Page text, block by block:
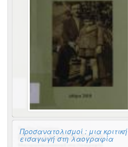
Προσανατολισμοί : μια κριτική
εισαγωγή στη λαογραφία